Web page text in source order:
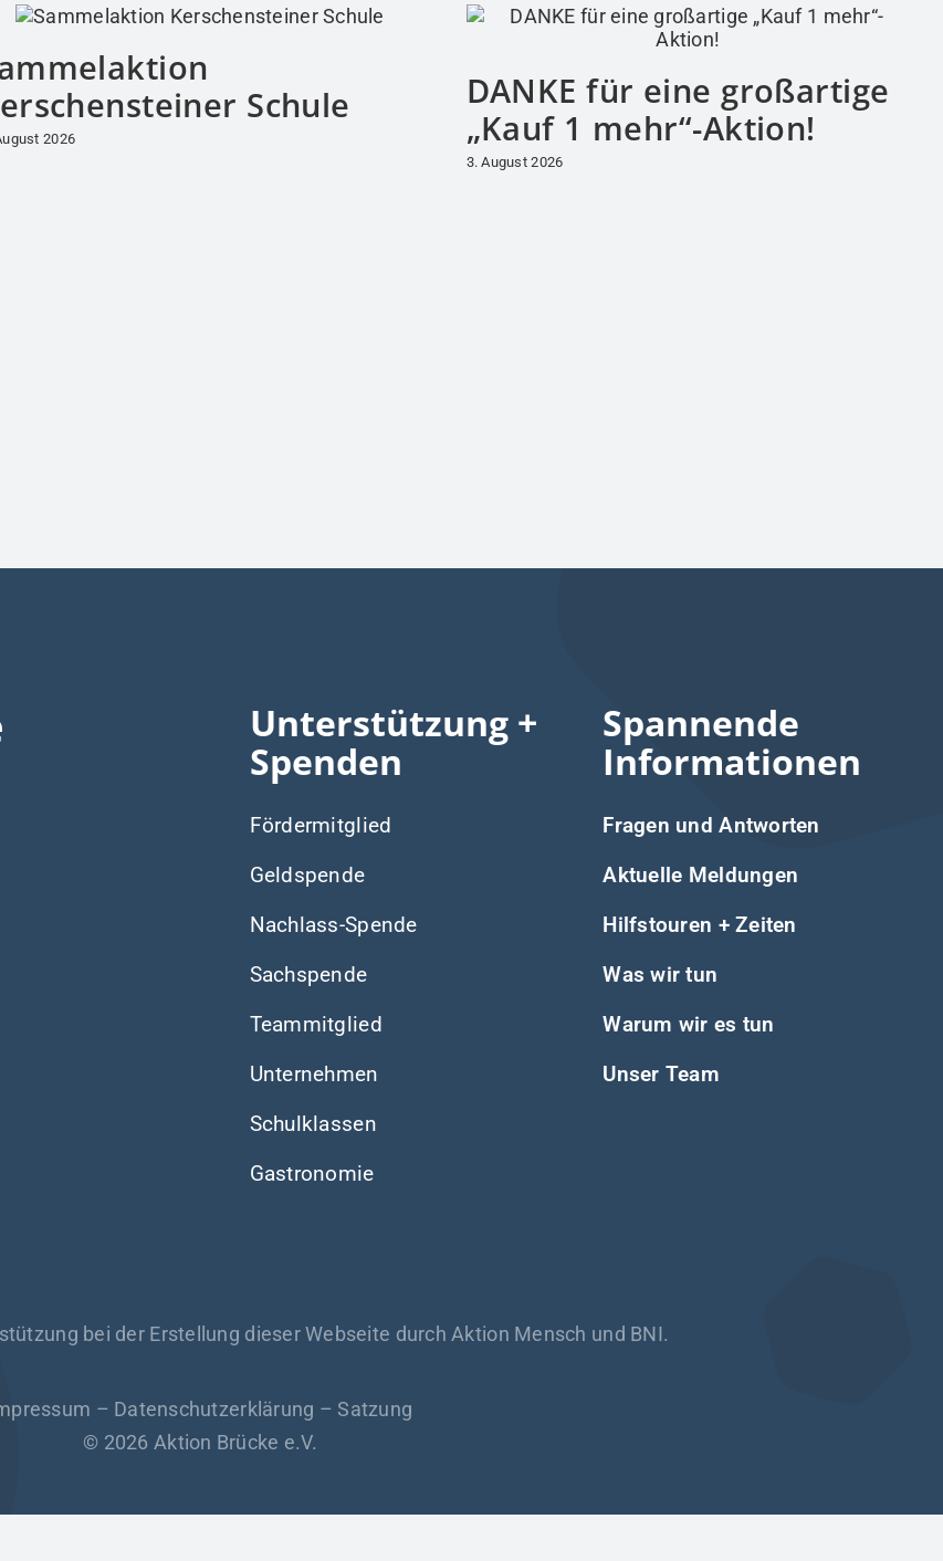
Schule
2026
DANKE für eine großartige
„Kauf 1 mehr“-Aktion!
3. August 2026
Unterstützung +
Spenden
Fördermitglied
Geldspende
Nachlass-Spende
Sachspende
Teammitglied
Unternehmen
Schulklassen
Gastronomie
Spannende
Informationen
Fragen und Antworten
Aktuelle Meldungen
Hilfstouren + Zeiten
Was wir tun
Warum wir es tun
Unser Team
bei der Erstellung dieser Webseite durch Aktion Mensch und BNI.
– Datenschutzerklärung – Satzung
© 2026 Aktion Brücke e.V.